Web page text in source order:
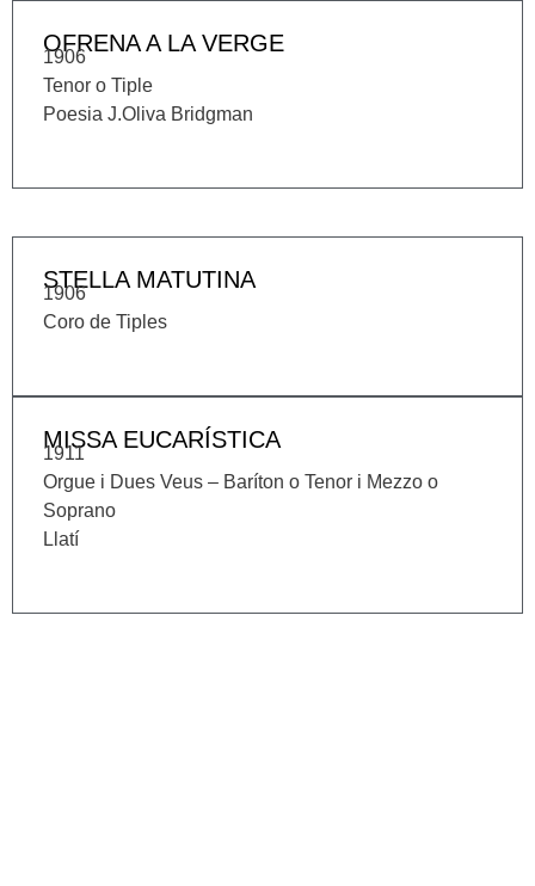
OFRENA A LA VERGE
1906
Tenor o Tiple
Poesia J.Oliva Bridgman
STELLA MATUTINA
1906
Coro de Tiples
MISSA EUCARÍSTICA
1911
Orgue i Dues Veus – Baríton o Tenor i Mezzo o
Soprano
Llatí